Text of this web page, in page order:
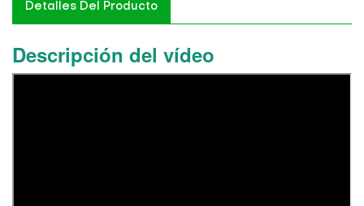
Detalles Del Producto
Descripción del vídeo